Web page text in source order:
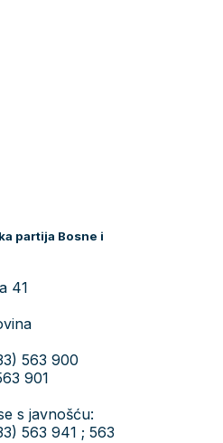
partija Bosne i
41
563 900
901
s javnošću:
563 941 ; 563